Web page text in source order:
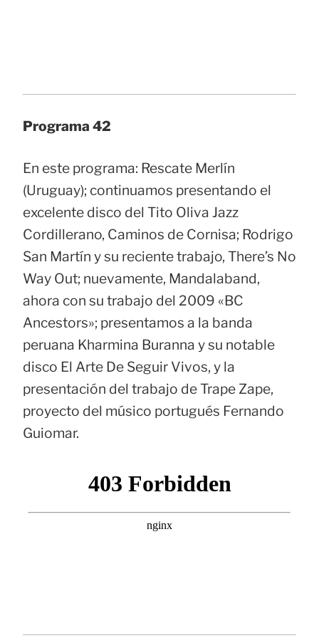
Programa 42
En este programa: Rescate Merlín
(Uruguay); continuamos presentando el
excelente disco del Tito Oliva Jazz
Cordillerano, Caminos de Cornisa; Rodrigo
San Martín y su reciente trabajo, There’s No
Way Out; nuevamente, Mandalaband,
ahora con su trabajo del 2009 «BC
Ancestors»; presentamos a la banda
peruana Kharmina Buranna y su notable
disco El Arte De Seguir Vivos, y la
presentación del trabajo de Trape Zape,
proyecto del músico portugués Fernando
Guiomar.